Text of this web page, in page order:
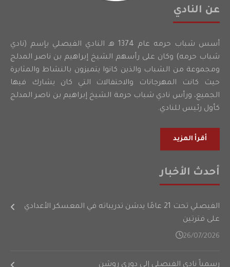
عن النادي
أسس شباب حرمه عام 1374 هـ النادي الفيصلي بإسم (نادي
شباب حرمه) وكان على رأسهم الشيخ إبراهيم بن ناصر المدلج
ومجموعة من الشباب والذين كانوا يتميزون بالنشاط والمثابرة
حيث كانت المهرجانات والاحتفالات التي كان يشارك فيها
الجميع، ورأس نادي شباب حرمة الشيخ إبراهيم بن ناصر المدلج
كأول رئيس للنادي.
أقرأ المزيد
أحدث الأخبار
الفيصلي تحت 21 عامًا يدشن تدريباته في المعسكر الأعدادي
على فترتين
26/07/2026
رسمياً نادي الفيصلي إلى دوري روشن